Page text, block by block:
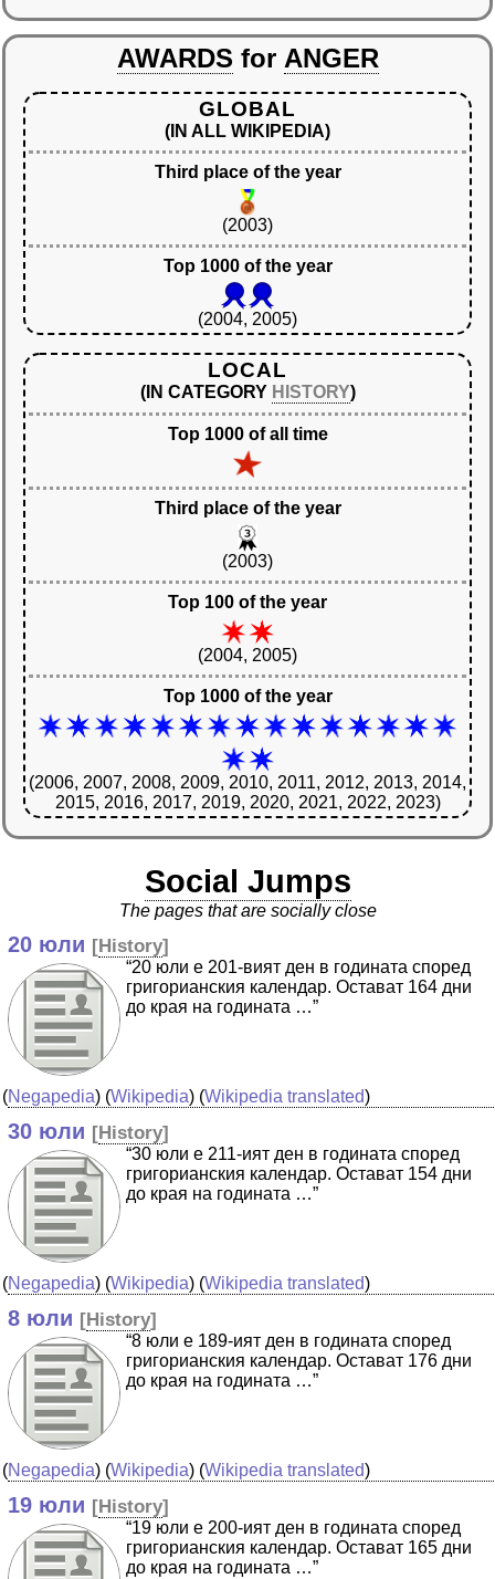
AWARDS for ANGER
GLOBAL
(IN ALL WIKIPEDIA)
Third place of the year
(2003)
Top 1000 of the year
(2004, 2005)
LOCAL
(IN CATEGORY HISTORY)
Top 1000 of all time
Third place of the year
(2003)
Top 100 of the year
(2004, 2005)
Top 1000 of the year
(2006, 2007, 2008, 2009, 2010, 2011, 2012, 2013, 2014,
2015, 2016, 2017, 2019, 2020, 2021, 2022, 2023)
Social Jumps
The pages that are socially close
20 юли [History]
“20 юли е 201-вият ден в годината според
григорианския календар. Остават 164 дни
до края на годината …”
(Negapedia) (Wikipedia) (Wikipedia translated)
30 юли [History]
“30 юли е 211-ият ден в годината според
григорианския календар. Остават 154 дни
до края на годината …”
(Negapedia) (Wikipedia) (Wikipedia translated)
8 юли [History]
“8 юли е 189-ият ден в годината според
григорианския календар. Остават 176 дни
до края на годината …”
(Negapedia) (Wikipedia) (Wikipedia translated)
19 юли [History]
“19 юли е 200-ият ден в годината според
григорианския календар. Остават 165 дни
до края на годината …”